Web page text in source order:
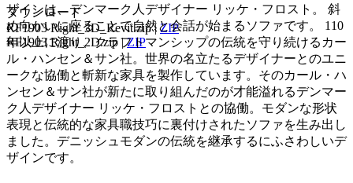
ダウンロード
RF1903 Right_3D_Revit.zip|ZIP
RF1903 Right_2D.zip|ZIP
ザインは、デンマーク人デザイナー リッケ・フロスト。 斜
め向かいに座ることで自然と会話が始まるソファです。 110
年以上に渡り、クラフトマンシップの伝統を守り続けるカー
ル・ハンセン＆サン社。世界の名立たるデザイナーとのユニ
ークな協働と斬新な家具を製作しています。そのカール・ハ
ンセン＆サン社が新たに取り組んだのが才能溢れるデンマー
ク人デザイナー リッケ・フロストとの協働。モダンな形状
表現と伝統的な家具職技巧に裏付けされたソファを生み出し
ました。デニッシュモダンの伝統を継承するにふさわしいデ
ザインです。